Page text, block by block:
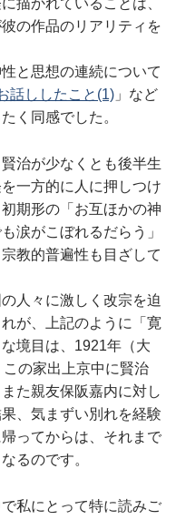
描かれていることは、
の作品のリアリティを
と思想の連続について
話ししたこと(1) 」など
く同感でした。
治が少なくとも後半生
一方的に人に押しつけ
期形の「お互ほかの神
涙がこぼれるだらう」
教的普遍性も目ざして
人々に激しく改宗を迫
が、上記のように「寛
境目は、1921年（大
の家出上京中に賢治
た親友保阪嘉内に対し
、気まずい別れを経験
ってからは、それまで
るのです。
私にとって特に読みご